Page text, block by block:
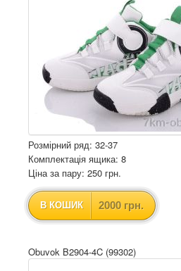
Розмірний ряд: 32-37
Комплектація ящика: 8
Ціна за пару: 250 грн.
В КОШИК 2000 грн.
Obuvok B2904-4C (99302)